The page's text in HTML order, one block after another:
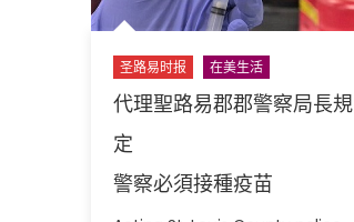
節
月
4
日
《北
圣路易时报 在美生活
代理聖路易郡郡警察局長規
定
警察必須接種疫苗